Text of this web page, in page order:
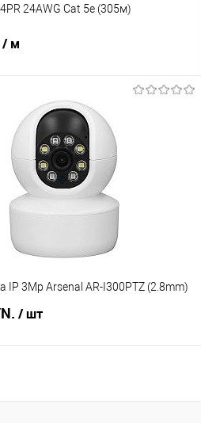
24AWG Cat 5е (305м)
/ м
В корзину
Сравнение
В наличии
IP 3Mp Arsenal AR-I300PTZ (2.8mm)
/ шт